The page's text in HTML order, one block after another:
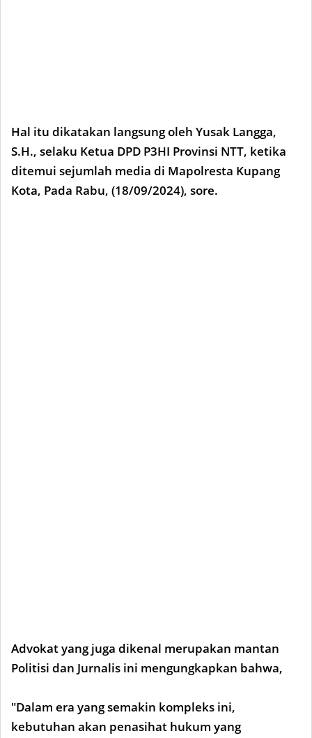
Hal itu dikatakan langsung oleh Yusak Langga,
S.H., selaku Ketua DPD P3HI Provinsi NTT, ketika
ditemui sejumlah media di Mapolresta Kupang
Kota, Pada Rabu, (18/09/2024), sore.
Advokat yang juga dikenal merupakan mantan
Politisi dan Jurnalis ini mengungkapkan bahwa,
"Dalam era yang semakin kompleks ini,
kebutuhan akan penasihat hukum yang